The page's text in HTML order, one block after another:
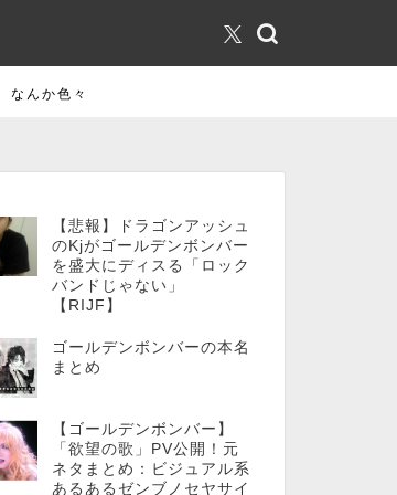
なんか色々
【悲報】ドラゴンアッシュ
のKjがゴールデンボンバー
を盛大にディスる「ロック
バンドじゃない」
【RIJF】
ゴールデンボンバーの本名
まとめ
【ゴールデンボンバー】
「欲望の歌」PV公開！元
ネタまとめ：ビジュアル系
あるあるゼンブノセヤサイ